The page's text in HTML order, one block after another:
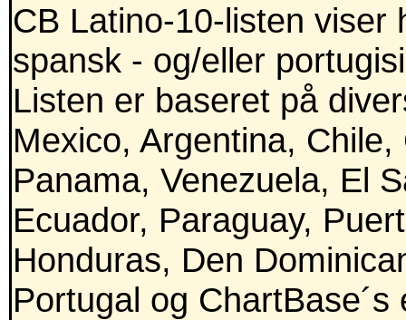
CB Latino-10-listen viser
spansk - og/eller
Listen er baseret på
Mexico, Argentina,
Panama, Venezuela, El
Ecuador, Paraguay,
Honduras, Den
Portugal og ChartBase´s